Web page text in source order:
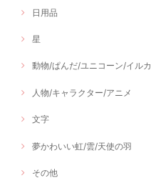
日用品
星
動物/ぱんだ/ユニコーン/イルカ
人物/キャラクター/アニメ
文字
夢かわいい虹/雲/天使の羽
その他